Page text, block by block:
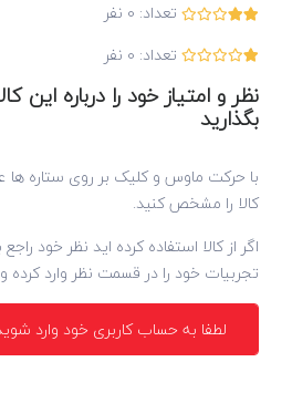
تعداد: 0 نفر
تعداد: 0 نفر
نظر و امتیاز خود را درباره این
بگذارید
با حرکت ماوس و کلیک بر روی ستاره ها
کالا را مشخص کنید.
اگر از کالا استفاده کرده اید نظر خود
تجربیات خود را در قسمت نظر وارد کرده
لطفا به حساب کاربری خود وارد